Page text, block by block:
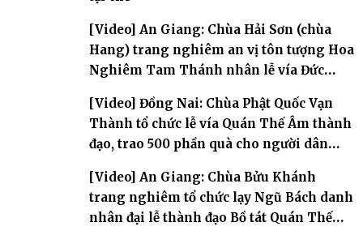
[Video] An Giang: Chùa Hải Sơn (chùa
Hang) trang nghiêm an vị tôn tượng Hoa
Nghiêm Tam Thánh nhân lễ vía Đức
[Video] Đồng Nai: Chùa Phật Quốc Vạn
Thành tổ chức lễ vía Quán Thế Âm thành
đạo, trao 500 phần quà cho người dân
[Video] An Giang: Chùa Bửu Khánh
trang nghiêm tổ chức lạy Ngũ Bách danh
nhân đại lễ thành đạo Bồ tát Quán Thế